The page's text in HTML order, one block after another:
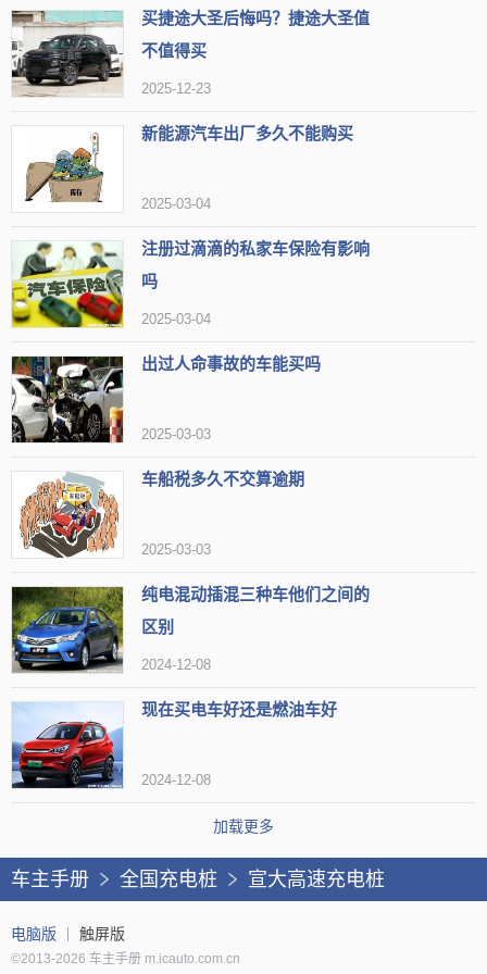
买捷途大圣后悔吗？捷途大圣值
不值得买
2025-12-23
新能源汽车出厂多久不能购买
2025-03-04
注册过滴滴的私家车保险有影响
吗
2025-03-04
出过人命事故的车能买吗
2025-03-03
车船税多久不交算逾期
2025-03-03
纯电混动插混三种车他们之间的
区别
2024-12-08
现在买电车好还是燃油车好
2024-12-08
加载更多
车主手册 全国充电桩 宣大高速充电桩
电脑版 触屏版
©2013-2026 车主手册 m.icauto.com.cn